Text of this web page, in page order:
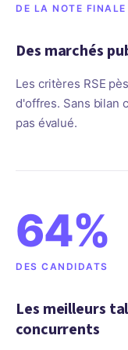
DE LA NOTE FINALE
Des marchés
Les critères RSE
d'offres. Sans bilan
pas évalué.
64%
DES CANDIDATS
Les meilleurs
concurrents